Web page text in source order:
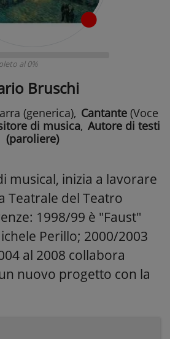
al 0%
Bruschi
(generica), Cantante (Voce
di musica, Autore di testi
(paroliere)
musical, inizia a lavorare
Teatrale del Teatro
1998/99 è "Faust"
Perillo; 2000/2003
al 2008 collabora
nuovo progetto con la